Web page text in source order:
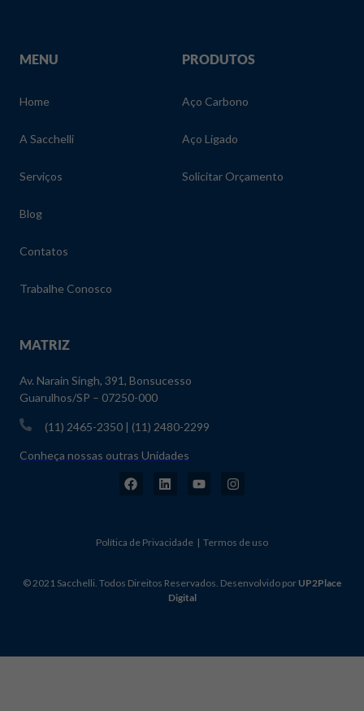
MENU
Home
A Sacchelli
Serviços
Blog
Contatos
Trabalhe Conosco
PRODUTOS
Aço Carbono
Aço Ligado
Solicitar Orçamento
MATRIZ
Av. Narain Singh, 391, Bonsucesso
Guarulhos/SP – 07250-000
(11) 2465-2350 | (11) 2480-2299
Conheça nossas outras Unidades
Política de Privacidade | Termos de uso
© 2021 Sacchelli. Todos Direitos Reservados. Desenvolvido por UP2Place
Digital